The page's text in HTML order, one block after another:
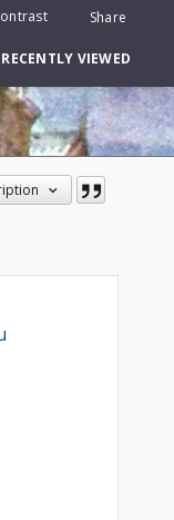
Share
RECENTLY VIEWED